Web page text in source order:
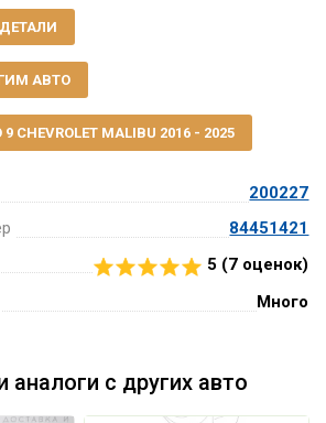
200227
84451421
5 (7 оценок)
Много
АВТО
MALIBU 2016 - 2025
аналоги с других авто